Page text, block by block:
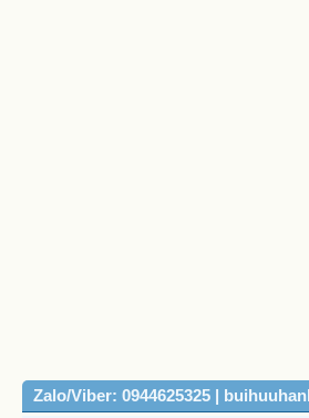
Zalo/Viber: 0944625325 |